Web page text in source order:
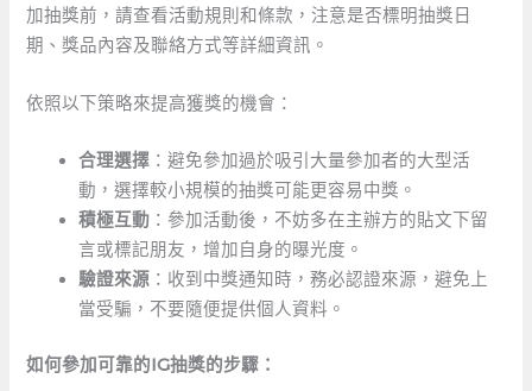
加抽獎前，請查看活動規則和條款，注意是否標明抽獎日
期、獎品內容及聯絡方式等詳細資訊。
依照以下策略來提高獲獎的機會：
合理選擇 ：避免參加過於吸引大量參加者的大型活
動，選擇較小規模的抽獎可能更容易中獎。
積極互動 ：參加活動後，不妨多在主辦方的貼文下留
言或標記朋友，增加自身的曝光度。
驗證來源 ：收到中獎通知時，務必認證來源，避免上
當受騙，不要隨便提供個人資料。
如何參加可靠的IG抽獎的步驟：